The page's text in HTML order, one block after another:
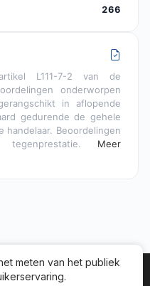
266
L111-7-2 van de
onderworpen
in aflopende
gedurende de gehele
Beoordelingen
tegenprestatie. Meer
Categorieën
meten van het publiek